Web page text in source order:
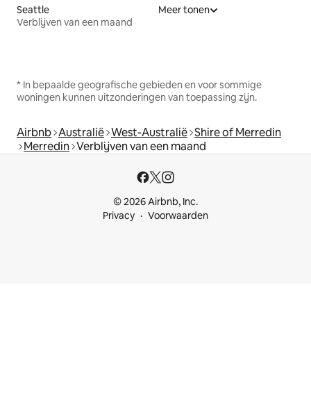
Seattle
Verblijven van een maand
Meer tonen
* In bepaalde geografische gebieden en voor sommige
woningen kunnen uitzonderingen van toepassing zijn.
Airbnb Australië West-Australië Shire of Merredin
Merredin Verblijven van een maand
© 2026 Airbnb, Inc.
Privacy
Voorwaarden